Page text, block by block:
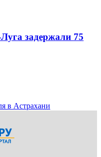
задержали 75
в Астрахани